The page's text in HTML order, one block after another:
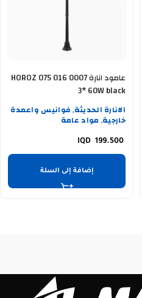
عامود انارة HOROZ 075 016 0007
3* 60W black
الانارة الحديثة, فوانيس واعمدة
خارجية, مواد عامة
199.500
إضافة إلى السلة